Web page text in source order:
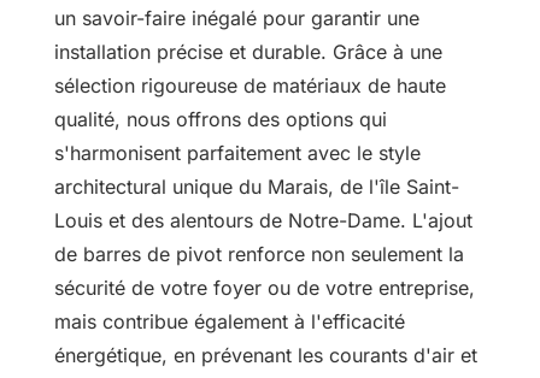
un savoir-faire inégalé pour garantir une
installation précise et durable. Grâce à une
sélection rigoureuse de matériaux de haute
qualité, nous offrons des options qui
s'harmonisent parfaitement avec le style
architectural unique du Marais, de l'île Saint-
Louis et des alentours de Notre-Dame. L'ajout
de barres de pivot renforce non seulement la
sécurité de votre foyer ou de votre entreprise,
mais contribue également à l'efficacité
énergétique, en prévenant les courants d'air et